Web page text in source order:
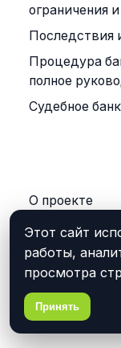
ограничения
Последствия
Процедура
полное
Судебное
О проекте
Контакты
Условия
Дисклеймер
Этот сайт
работы,
просмотра
Принять